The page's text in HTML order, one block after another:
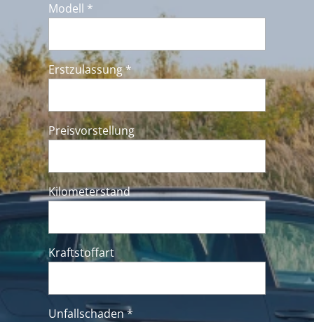
Modell *
Erstzulassung *
Preisvorstellung
Kilometerstand
Kraftstoffart
Unfallschaden *